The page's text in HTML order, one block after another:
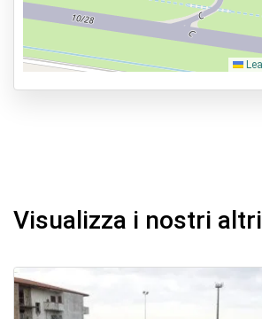
Visualizza i nostri